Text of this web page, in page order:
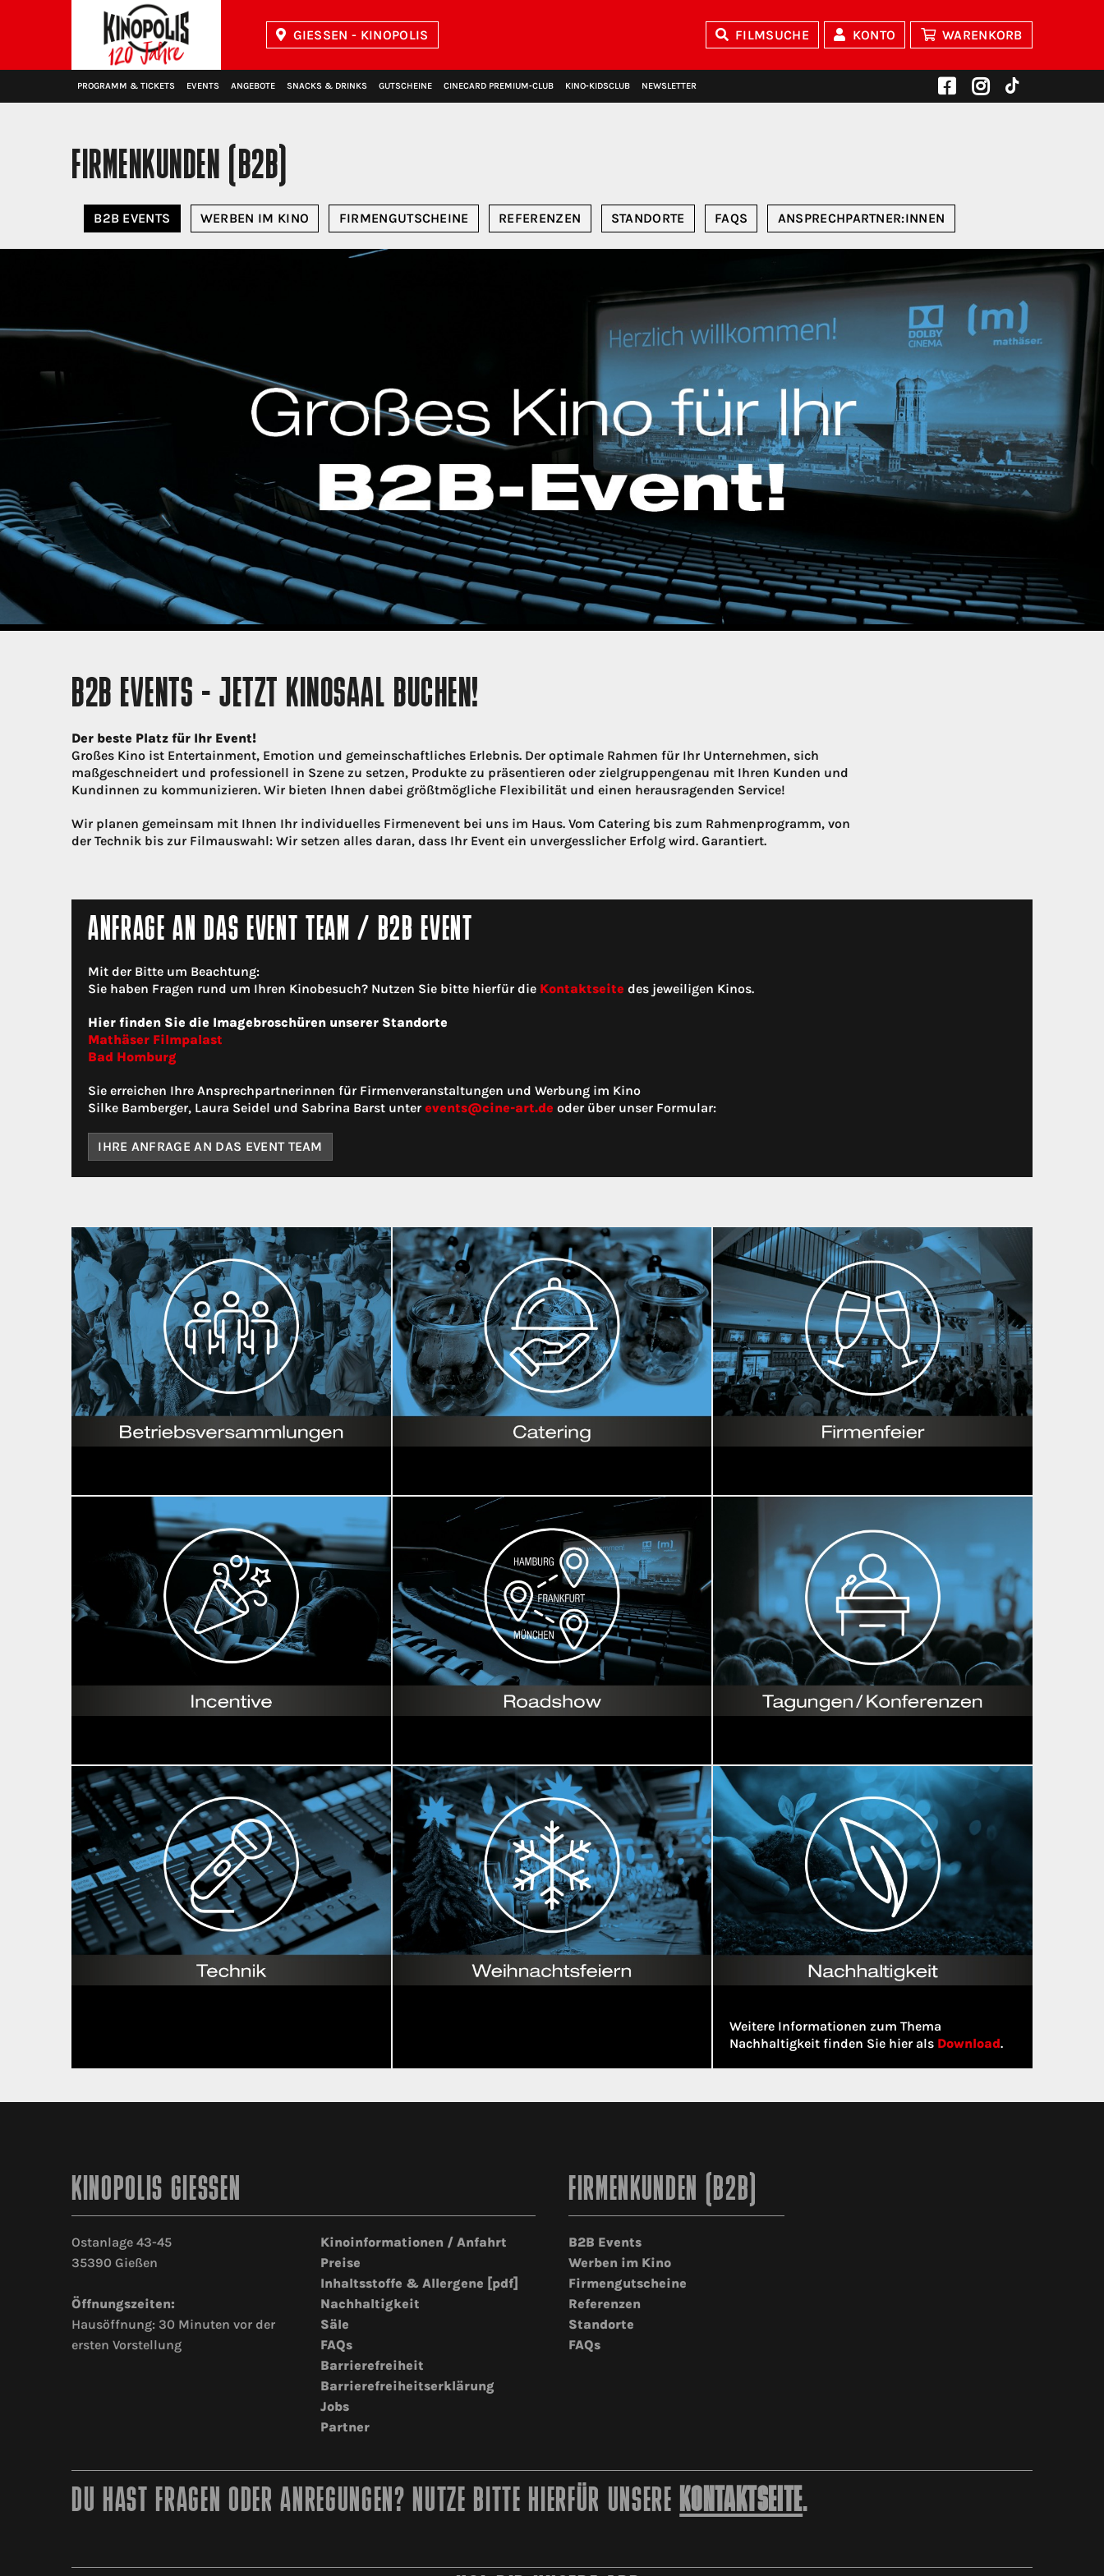
GIESSEN - KINOPOLIS FILMSUCHE KONTO WARENKORB
PROGRAMM & TICKETS EVENTS ANGEBOTE SNACKS & DRINKS GUTSCHEINE CINECARD PREMIUM‑CLUB KINO‑KIDSCLUB NEWSLETTER
FIRMENKUNDEN (B2B)
B2B EVENTS WERBEN IM KINO FIRMENGUTSCHEINE REFERENZEN STANDORTE FAQS ANSPRECHPARTNER:INNEN
B2B EVENTS - JETZT KINOSAAL BUCHEN!
Der beste Platz für Ihr Event!
Großes Kino ist Entertainment, Emotion und gemeinschaftliches Erlebnis. Der optimale Rahmen für Ihr Unternehmen, sich
maßgeschneidert und professionell in Szene zu setzen, Produkte zu präsentieren oder zielgruppengenau mit Ihren Kunden und
Kundinnen zu kommunizieren. Wir bieten Ihnen dabei größtmögliche Flexibilität und einen herausragenden Service!
Wir planen gemeinsam mit Ihnen Ihr individuelles Firmenevent bei uns im Haus. Vom Catering bis zum Rahmenprogramm, von
der Technik bis zur Filmauswahl: Wir setzen alles daran, dass Ihr Event ein unvergesslicher Erfolg wird. Garantiert.
ANFRAGE AN DAS EVENT TEAM / B2B EVENT
Mit der Bitte um Beachtung:
Sie haben Fragen rund um Ihren Kinobesuch? Nutzen Sie bitte hierfür die Kontaktseite des jeweiligen Kinos.
Hier finden Sie die Imagebroschüren unserer Standorte
Mathäser Filmpalast
Bad Homburg
Sie erreichen Ihre Ansprechpartnerinnen für Firmenveranstaltungen und Werbung im Kino
Silke Bamberger, Laura Seidel und Sabrina Barst unter events@cine-art.de oder über unser Formular:
IHRE ANFRAGE AN DAS EVENT TEAM
Weitere Informationen zum Thema
Nachhaltigkeit finden Sie hier als Download.
KINOPOLIS GIESSEN
Ostanlage 43-45
35390 Gießen
Öffnungszeiten:
Hausöffnung: 30 Minuten vor der
ersten Vorstellung
Kinoinformationen / Anfahrt
Preise
Inhaltsstoffe & Allergene [pdf]
Nachhaltigkeit
Säle
FAQs
Barrierefreiheit
Barrierefreiheitserklärung
Jobs
Partner
FIRMENKUNDEN (B2B)
B2B Events
Werben im Kino
Firmengutscheine
Referenzen
Standorte
FAQs
DU HAST FRAGEN ODER ANREGUNGEN? NUTZE BITTE HIERFÜR UNSERE KONTAKTSEITE.